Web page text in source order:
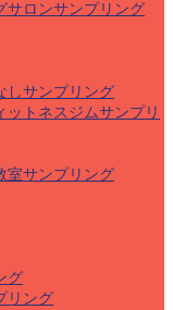
サロンサンプリング
しサンプリング
ットネスジムサンプリ
室サンプリング
グ
リング